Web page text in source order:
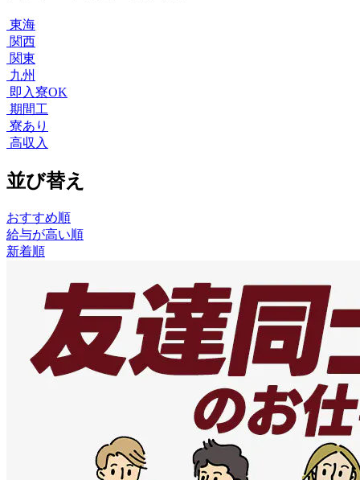
東海
関西
関東
九州
即入寮OK
期間工
寮あり
高収入
並び替え
おすすめ順
給与が高い順
新着順